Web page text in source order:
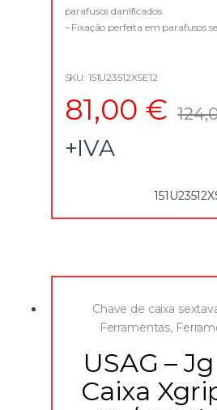
f
5
parafusos danificados.
– Fixação perfeita em parafusos
– Não causa danos ao parafuso
– Aço vanádio
SKU: 151U23512XSE12
81,00 €
+IVA
Chave de caixa
Ferramentas,
USAG –
Caixa